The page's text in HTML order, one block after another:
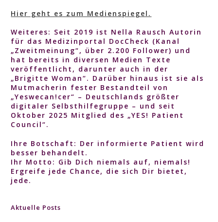
Hier geht es zum Medienspiegel.
Weiteres: Seit 2019 ist Nella Rausch Autorin
für das Medizinportal DocCheck (Kanal
„Zweitmeinung“, über 2.200 Follower) und
hat bereits in diversen Medien Texte
veröffentlicht, darunter auch in der
„Brigitte Woman“. Darüber hinaus ist sie als
Mutmacherin fester Bestandteil von
„Yeswecan!cer“ – Deutschlands größter
digitaler Selbsthilfegruppe – und seit
Oktober 2025 Mitglied des „YES! Patient
Council“.
Ihre Botschaft : Der informierte Patient wird
besser behandelt.
Ihr Motto : Gib Dich niemals auf, niemals!
Ergreife jede Chance, die sich Dir bietet,
jede.
Aktuelle Posts